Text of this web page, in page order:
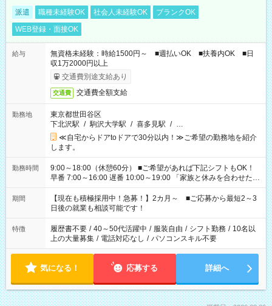
派遣 職種未経験OK 社会人未経験OK
ブランクOK
WEB登録・面接OK
給与
無資格未経験：時給1500円～ ■週払いOK ■扶養内OK ■日
収1万2000円以上
交通費別途支給あり
交通費 交通費全額支給
勤務地
東京都世田谷区
下北沢駅 / 駒沢大学駅 / 喜多見駅 / …
≪自宅からドアtoドアで30分以内！≫ご希望の勤務地を紹介
します。
勤務時間
9:00～18:00（休憩60分） ■ご希望があれば下記シフトもOK！
早番 7:00～16:00 遅番 10:00～19:00 「家族と休みを合わせた
い」 「余裕を持って夕飯の準備がしたい」 「できれば残業はし
たくない」 など、ご希望を教えてくださいね。 ※Wワーク希望
の方へ 今ご覧のお仕事で希望する勤務時間と、もう1つのお仕事
の勤務時間。 合計で週40時間を超える場合は応募できません。
期間
【現在も積極採用中！急募！】2カ月～ ■ご応募から最短2～3
日後の就業も相談可能です！
特徴 履歴書不要 / 40～50代活躍中 / 服装自由 / シフト勤務 / 10名以
上の大量募集 / 電話対応なし / パソコンスキル不要
気になる！ 応募する 詳細へ